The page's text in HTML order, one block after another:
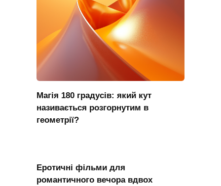
Магія 180 градусів: який кут
називається розгорнутим в
геометрії?
Еротичні фільми для
романтичного вечора вдвох